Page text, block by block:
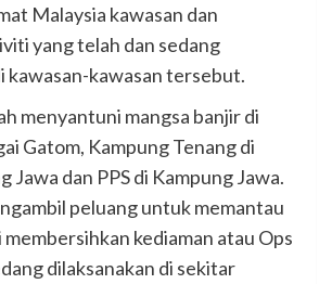
Malaysia kawasan dan
yang telah dan sedang
kawasan-kawasan tersebut.
menyantuni mangsa banjir di
Gatom, Kampung Tenang di
Jawa dan PPS di Kampung Jawa.
peluang untuk memantau
kediaman atau Ops
dilaksanakan di sekitar